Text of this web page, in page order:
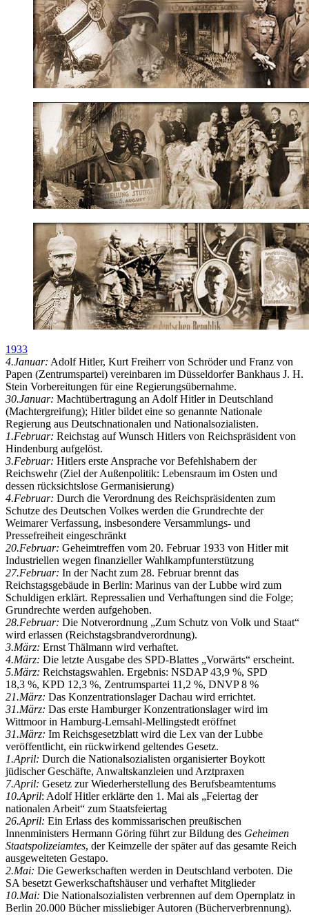
1933
4.Januar: Adolf Hitler, Kurt Freiherr von Schröder und Franz von
Papen (Zentrumspartei) vereinbaren im Düsseldorfer Bankhaus J. H.
Stein Vorbereitungen für eine Regierungsübernahme.
30.Januar: Machtübertragung an Adolf Hitler in Deutschland
(Machtergreifung); Hitler bildet eine so genannte Nationale
Regierung aus Deutschnationalen und Nationalsozialisten.
1.Februar: Reichstag auf Wunsch Hitlers von Reichspräsident von
Hindenburg aufgelöst.
3.Februar: Hitlers erste Ansprache vor Befehlshabern der
Reichswehr (Ziel der Außenpolitik: Lebensraum im Osten und
dessen rücksichtslose Germanisierung)
4.Februar: Durch die Verordnung des Reichspräsidenten zum
Schutze des Deutschen Volkes werden die Grundrechte der
Weimarer Verfassung, insbesondere Versammlungs- und
Pressefreiheit eingeschränkt
20.Februar: Geheimtreffen vom 20. Februar 1933 von Hitler mit
Industriellen wegen finanzieller Wahlkampfunterstützung
27.Februar: In der Nacht zum 28. Februar brennt das
Reichstagsgebäude in Berlin: Marinus van der Lubbe wird zum
Schuldigen erklärt. Repressalien und Verhaftungen sind die Folge;
Grundrechte werden aufgehoben.
28.Februar: Die Notverordnung
Zum Schutz von Volk und Staat
wird erlassen (Reichstagsbrandverordnung).
3.März: Ernst Thälmann wird verhaftet.
4.März: Die letzte Ausgabe des SPD-Blattes Vorwärts
erscheint.
5.März: Reichstagswahlen. Ergebnis: NSDAP 43,9 %, SPD
18,3 %, KPD 12,3 %, Zentrumspartei 11,2 %, DNVP 8 %
21.März: Das Konzentrationslager Dachau wird errichtet.
31.März: Das erste Hamburger Konzentrationslager wird im
Wittmoor in Hamburg-Lemsahl-Mellingstedt eröffnet
31.März: Im Reichsgesetzblatt wird die Lex van der Lubbe
veröffentlicht, ein rückwirkend geltendes Gesetz.
1.April: Durch die Nationalsozialisten organisierter Boykott
jüdischer Geschäfte, Anwaltskanzleien und Arztpraxen
7.April: Gesetz zur Wiederherstellung des Berufsbeamtentums
10.April: Adolf Hitler erklärte den 1. Mai als
Feiertag der
nationalen Arbeit
zum Staatsfeiertag
26.April: Ein Erlass des kommissarischen preußischen
Innenministers Hermann Göring führt zur Bildung des Geheimen
Staatspolizeiamtes, der Keimzelle der später auf das gesamte Reich
ausgeweiteten Gestapo.
2.Mai: Die Gewerkschaften werden in Deutschland verboten. Die
SA besetzt Gewerkschaftshäuser und verhaftet Mitglieder
10.Mai: Die Nationalsozialisten verbrennen auf dem Opernplatz in
Berlin 20.000 Bücher missliebiger Autoren (Bücherverbrennung).